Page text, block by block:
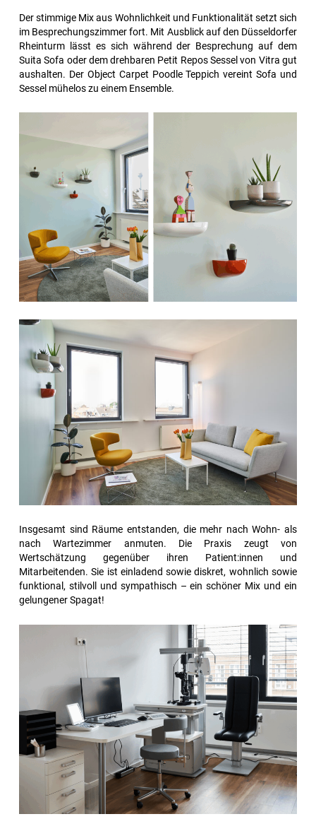
Der stimmige Mix aus Wohnlichkeit und Funktionalität setzt sich
im Besprechungszimmer fort. Mit Ausblick auf den Düsseldorfer
Rheinturm lässt es sich während der Besprechung auf dem
Suita Sofa oder dem drehbaren Petit Repos Sessel von Vitra gut
aushalten. Der Object Carpet Poodle Teppich vereint Sofa und
Sessel mühelos zu einem Ensemble.
Insgesamt sind Räume entstanden, die mehr nach Wohn- als
nach Wartezimmer anmuten. Die Praxis zeugt von
Wertschätzung gegenüber ihren Patient:innen und
Mitarbeitenden. Sie ist einladend sowie diskret, wohnlich sowie
funktional, stilvoll und sympathisch – ein schöner Mix und ein
gelungener Spagat!